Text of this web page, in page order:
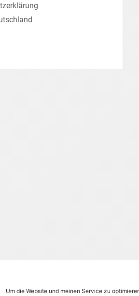
Um die Website und meinen Service zu